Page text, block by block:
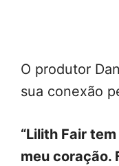
O produtor
sua conexão
“Lilith Fair
meu coração.